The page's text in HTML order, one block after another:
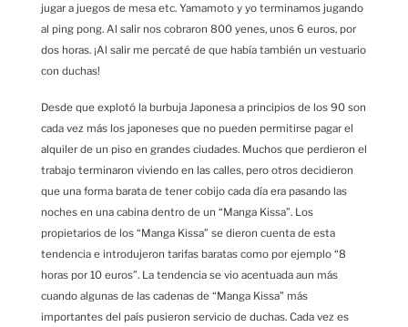
jugar a juegos de mesa etc. Yamamoto y yo terminamos jugando
al ping pong. Al salir nos cobraron 800 yenes, unos 6 euros, por
dos horas. ¡Al salir me percaté de que había también un vestuario
con duchas!
Desde que explotó la burbuja Japonesa a principios de los 90 son
cada vez más los japoneses que no pueden permitirse pagar el
alquiler de un piso en grandes ciudades. Muchos que perdieron el
trabajo terminaron viviendo en las calles, pero otros decidieron
que una forma barata de tener cobijo cada día era pasando las
noches en una cabina dentro de un “Manga Kissa”. Los
propietarios de los “Manga Kissa” se dieron cuenta de esta
tendencia e introdujeron tarifas baratas como por ejemplo “8
horas por 10 euros”. La tendencia se vio acentuada aun más
cuando algunas de las cadenas de “Manga Kissa” más
importantes del país pusieron servicio de duchas. Cada vez es